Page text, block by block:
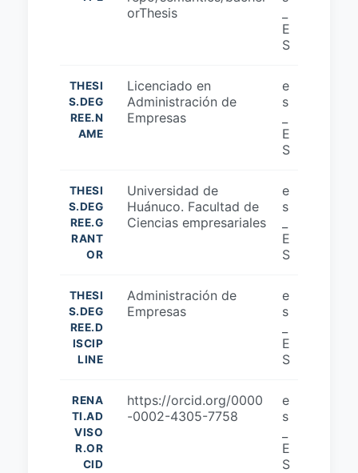
orThesis
E
S
THESI
S.DEG
REE.N
AME
Licenciado en
Administración de
Empresas
e
s
E
S
THESI
S.DEG
REE.G
RANT
OR
Universidad de
Huánuco. Facultad de
Ciencias empresariales
e
s
E
S
THESI
S.DEG
REE.D
ISCIP
LINE
Administración de
Empresas
e
s
E
S
RENA
TI.AD
VISO
R.OR
CID
https://orcid.org/0000
-0002-4305-7758
e
s
E
S